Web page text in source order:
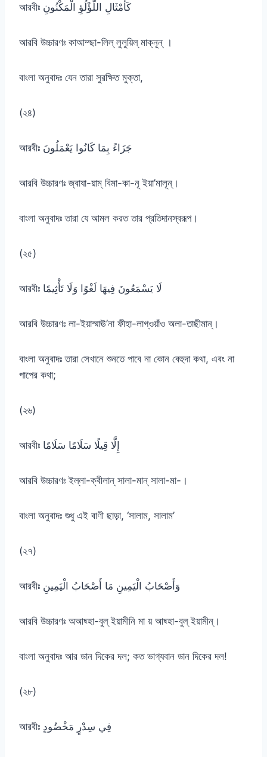
আরবীঃ كَأَمْثَالِ اللُّؤْلُؤِ الْمَكْنُونِ
আরবি উচ্চারণঃ কাআম্ছা-লিল্ লুলুয়িল্ মাক্নূন্ ।
বাংলা অনুবাদঃ যেন তারা সুরক্ষিত মুক্তা,
(২৪)
আরবীঃ جَزَاءً بِمَا كَانُوا يَعْمَلُونَ
আরবি উচ্চারণঃ জ্বাযা-য়াম্ বিমা-কা-নূ ইয়া’মালূন্।
বাংলা অনুবাদঃ তারা যে আমল করত তার প্রতিদানস্বরূপ।
(২৫)
আরবীঃ لَا يَسْمَعُونَ فِيهَا لَغْوًا وَلَا تَأْثِيمًا
আরবি উচ্চারণঃ লা-ইয়াস্মাঊ’না ফীহা-লাগ্ওয়াঁও অলা-তাছীমান্।
বাংলা অনুবাদঃ তারা সেখানে শুনতে পাবে না কোন বেহুদা কথা, এবং না
পাপের কথা;
(২৬)
আরবীঃ إِلَّا قِيلًا سَلَامًا سَلَامًا
আরবি উচ্চারণঃ ইল্লা-ক্বীলান্ সালা-মান্ সালা-মা-।
বাংলা অনুবাদঃ শুধু এই বাণী ছাড়া, ‘সালাম, সালাম’
(২৭)
আরবীঃ وَأَصْحَابُ الْيَمِينِ مَا أَصْحَابُ الْيَمِينِ
আরবি উচ্চারণঃ অআছ্হা-বুল্ ইয়ামীনি মা য় আছ্হা-বুল্ ইয়ামীন্।
বাংলা অনুবাদঃ আর ডান দিকের দল; কত ভাগ্যবান ডান দিকের দল!
(২৮)
আরবীঃ فِي سِدْرٍ مَخْضُودٍ